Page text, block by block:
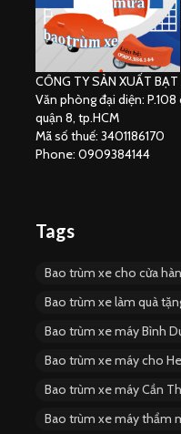
CÔNG TY SẢN XUẤT BẠT
Văn phòng đại diện:
quận 8, tp.HCM
Mã số thuế: 3401186170
Phone: 0909384144
Tags
Bao trùm xe cho cửa
Bao trùm xe làm quà
Bao trùm xe máy Bình
Bao trùm xe máy cho
Bao trùm xe máy Cần
Bao trùm xe máy thẩm